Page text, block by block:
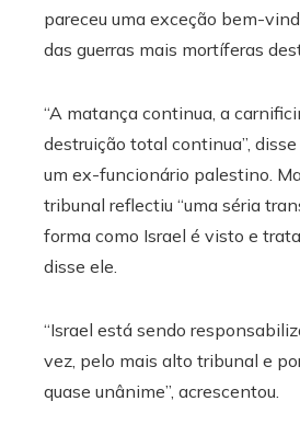
pareceu uma exceção bem-
das guerras mais mortíferas
“A matança continua, a
destruição total continua”,
um ex-funcionário palestino.
tribunal reflectiu “uma séria
forma como Israel é visto e
disse ele.
“Israel está sendo
vez, pelo mais alto tribunal e
quase unânime”, acrescentou.